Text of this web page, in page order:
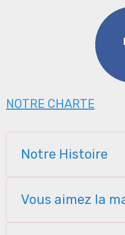
NOTRE CHARTE
Notre Histoire
Vous aimez la